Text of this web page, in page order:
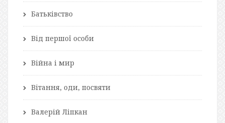
Батьківство
Від першої особи
Війна і мир
Вітання, оди, посвяти
Валерій Ліпкан